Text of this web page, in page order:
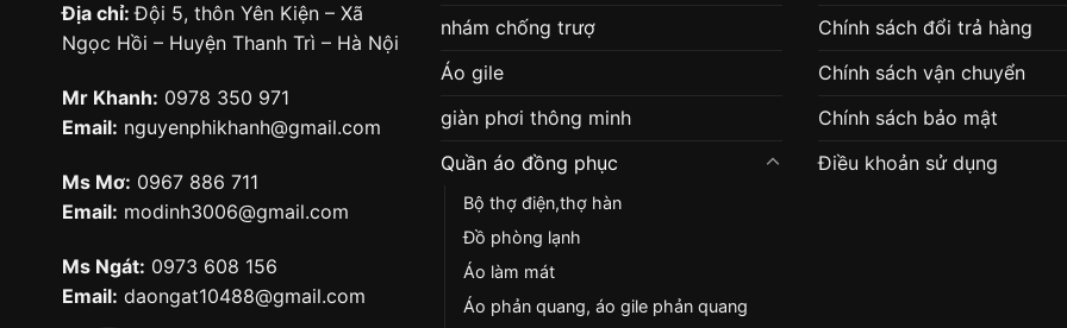
Địa chỉ:Đội 5, thôn Yên Kiện – Xã
Ngọc Hồi – Huyện Thanh Trì – Hà Nội
Mr Khanh: 0978 350 971
Email: nguyenphikhanh@gmail.com
Ms Mơ: 0967 886 711
Email: modinh3006@gmail.com
Ms Ngát: 0973 608 156
Email: daongat10488@gmail.com
nhám chống trượ
Áo gile
giàn phơi thông minh
Quần áo đồng phục
Bộ thợ điện,thợ hàn
Đồ phòng lạnh
Áo làm mát
Áo phản quang, áo gile phản quang
Chính sách đổi trả hàng
Chính sách vận chuyển
Chính sách bảo mật
Điều khoản sử dụng